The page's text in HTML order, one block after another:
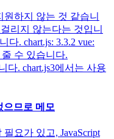
원하지 않는 것 같습니
리지 않는다는 것입니
. chart.js: 3.3.2 vue:
줄 수 있습니다.
다. chart.js3에서는 사용
으므로 메모
요가 있고, JavaScript